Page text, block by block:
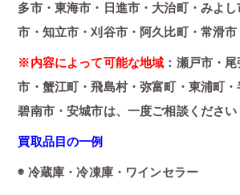
多市・東海市・日進市・大治町・みよ
市・知立市・刈谷市・阿久比町・常滑市
※内容によって可能な地域 ：瀬戸市・
市・蟹江町・飛島村・弥富町・東浦町・
碧南市・安城市は、一度ご相談ください
買取品目の一例
◉ 冷蔵庫・冷凍庫・ワインセラー